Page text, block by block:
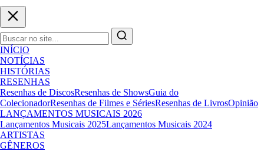
INÍCIO
NOTÍCIAS
HISTÓRIAS
RESENHAS
Resenhas de DiscosResenhas de ShowsGuia do
ColecionadorResenhas de Filmes e SériesResenhas de LivrosOpinião
LANÇAMENTOS MUSICAIS 2026
Lançamentos Musicais 2025Lançamentos Musicais 2024
ARTISTAS
GÊNEROS